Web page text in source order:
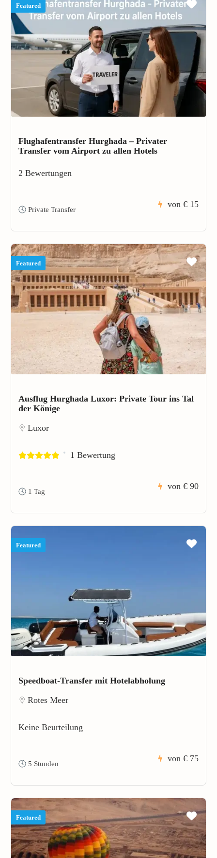
Featured
Flughafentransfer Hurghada – Privater
Transfer vom Airport zu allen Hotels
2 Bewertungen
Private Transfer
von € 15
Featured
Ausflug Hurghada Luxor: Private Tour ins Tal
der Könige
Luxor
1 Bewertung
1 Tag
von € 90
Featured
Speedboat-Transfer mit Hotelabholung
Rotes Meer
Keine Beurteilung
5 Stunden
von € 75
Featured